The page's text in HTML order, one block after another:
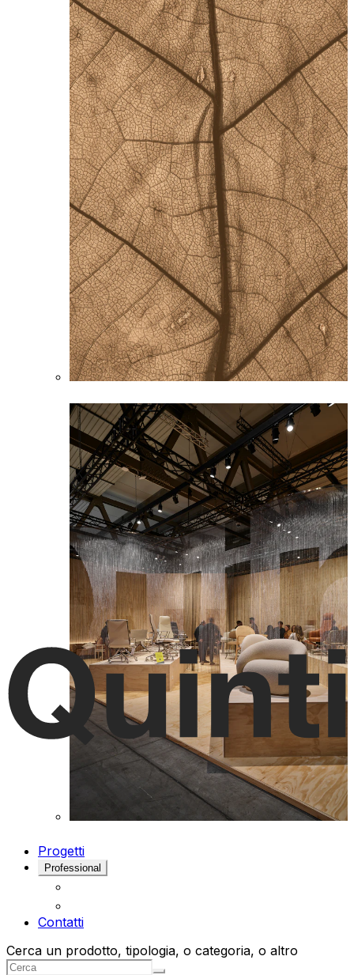
Progetti
Professional
Contatti
Cerca un prodotto, tipologia, o categoria, o altro